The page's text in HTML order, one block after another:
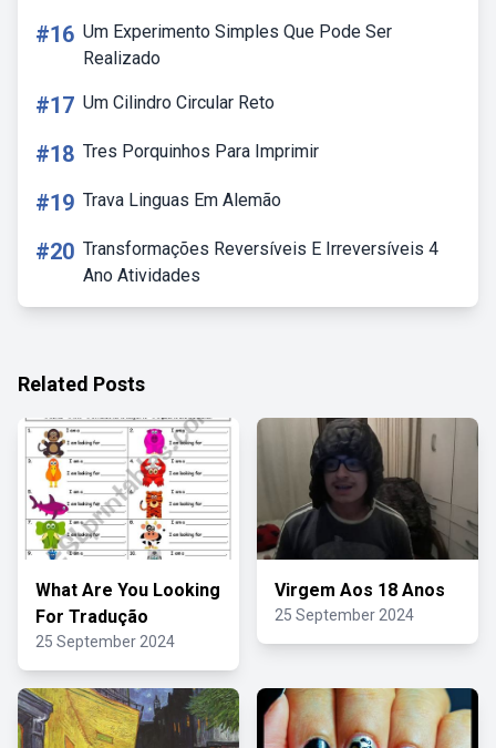
#16 Um Experimento Simples Que Pode Ser
Realizado
#17 Um Cilindro Circular Reto
#18 Tres Porquinhos Para Imprimir
#19 Trava Linguas Em Alemão
#20 Transformações Reversíveis E Irreversíveis 4
Ano Atividades
Related Posts
What Are You Looking
For Tradução
25 September 2024
Virgem Aos 18 Anos
25 September 2024